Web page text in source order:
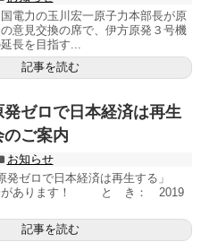
電力の玉川宏一原子力本部長が原
意見交換の席で、伊方原発３号機
長を目指す...
記事を読む
ゼロで日本経済は再生
ご案内
お知らせ
発ゼロで日本経済は再生する」
ります！ と き： 2019
記事を読む